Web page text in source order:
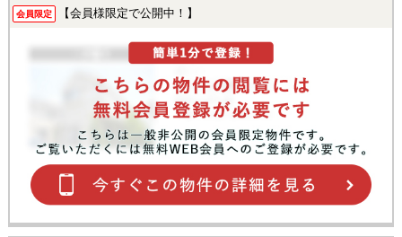
会員限定 【会員様限定で公開中！】